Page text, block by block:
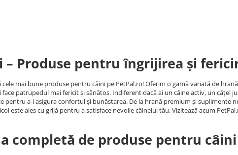
– Produse pentru îngrijirea și
cele mai bune produse pentru câini pe PetPal.ro! Oferim o gamă variată de
patrupedul mai fericit și sănătos. Indiferent dacă ai un câine activ, un cățel
pentru a-i asigura confortul și bunăstarea. De la hrană premium și suplimente
este ales cu grijă pentru a satisface nevoile câinelui tău. Vizitează acum
completă de produse pentru câini